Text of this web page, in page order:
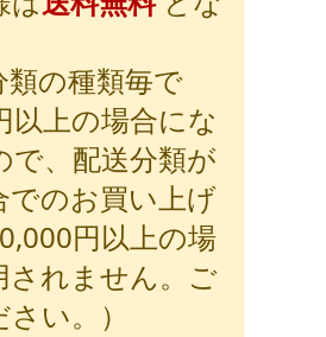
類の種類毎で
以上の場合にな
で、配送分類が
でのお買い上げ
円以上の場
されません。ご
い。）